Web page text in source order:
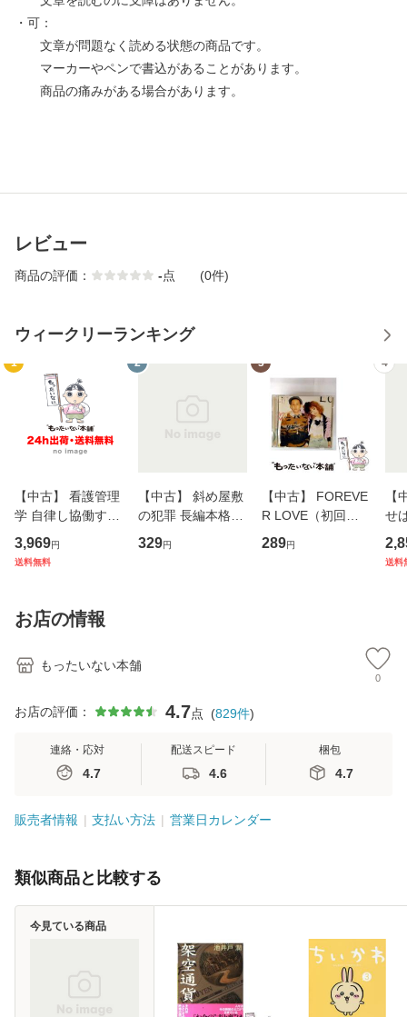
・可：
文章が問題なく読める状態の商品です。
マーカーやペンで書込があることがあります。
商品の痛みがある場合があります。
レビュー
商品の評価： -点 (0件)
ウィークリーランキング
1
【中古】 看護管理
学 自律し協働する
専門職の看護マネ
ジメントスキル 改
恵 藤本幸三 / 南江
堂 [単行
3,969円
送料無料
2
【中古】 斜め屋敷
の犯罪 長編本格推
理小説 (光文社文
庫) / 島田荘司 / 光
329円
3
【中古】 FOREVE
R LOVE（初回生
産限定盤） / 清水
翔太×加藤ミリヤ /
289円
4
【
せ
タ
送料
お店の情報
もったいない本舗
0
お店の評価： 4.7点 (829件)
連絡・応対
4.7
配送スピード
4.6
梱包
4.7
販売者情報 支払い方法 営業日カレンダー
類似商品と比較する
今見ている商品